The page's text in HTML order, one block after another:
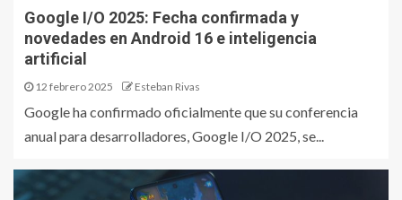
Google I/O 2025: Fecha confirmada y
novedades en Android 16 e inteligencia
artificial
12 febrero 2025 Esteban Rivas
Google ha confirmado oficialmente que su conferencia
anual para desarrolladores, Google I/O 2025, se...